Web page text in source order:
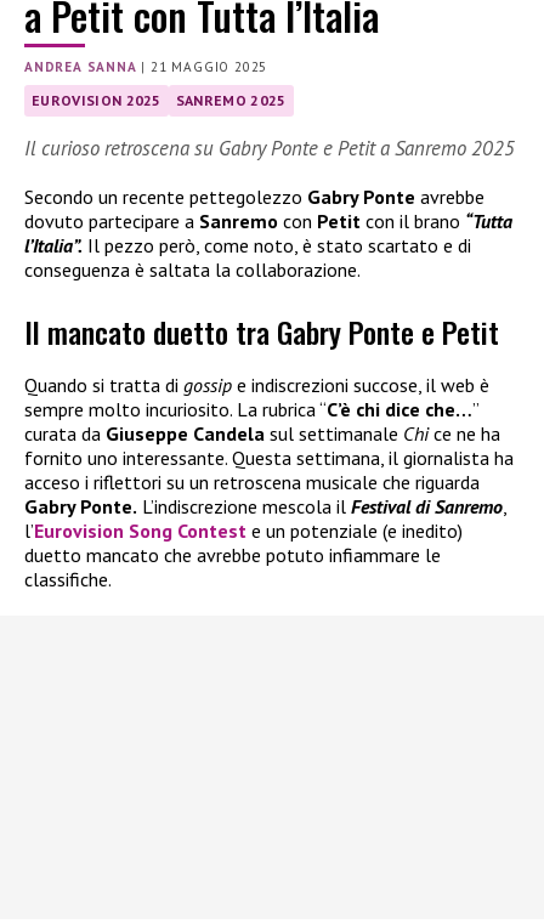
a Petit con Tutta l’Italia
ANDREA SANNA | 21 MAGGIO 2025
EUROVISION 2025 SANREMO 2025
Il curioso retroscena su Gabry Ponte e Petit a Sanremo 2025
Secondo un recente pettegolezzo Gabry Ponte avrebbe
dovuto partecipare a Sanremo con Petit con il brano “Tutta
l’Italia”. Il pezzo però, come noto, è stato scartato e di
conseguenza è saltata la collaborazione.
Il mancato duetto tra Gabry Ponte e Petit
Quando si tratta di gossip e indiscrezioni succose, il web è
sempre molto incuriosito. La rubrica “C’è chi dice che…”
curata da Giuseppe Candela sul settimanale Chice ne ha
fornito uno interessante. Questa settimana, il giornalista ha
acceso i riflettori su un retroscena musicale che riguarda
Gabry Ponte. L’indiscrezione mescola il Festival diSanremo
l’Eurovision Song Contest e un potenziale (e inedito)
duetto mancato che avrebbe potuto infiammare le
classifiche.